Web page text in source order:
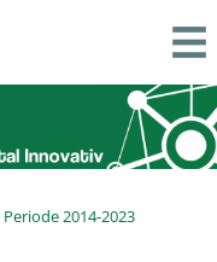
Periode 2014-2023